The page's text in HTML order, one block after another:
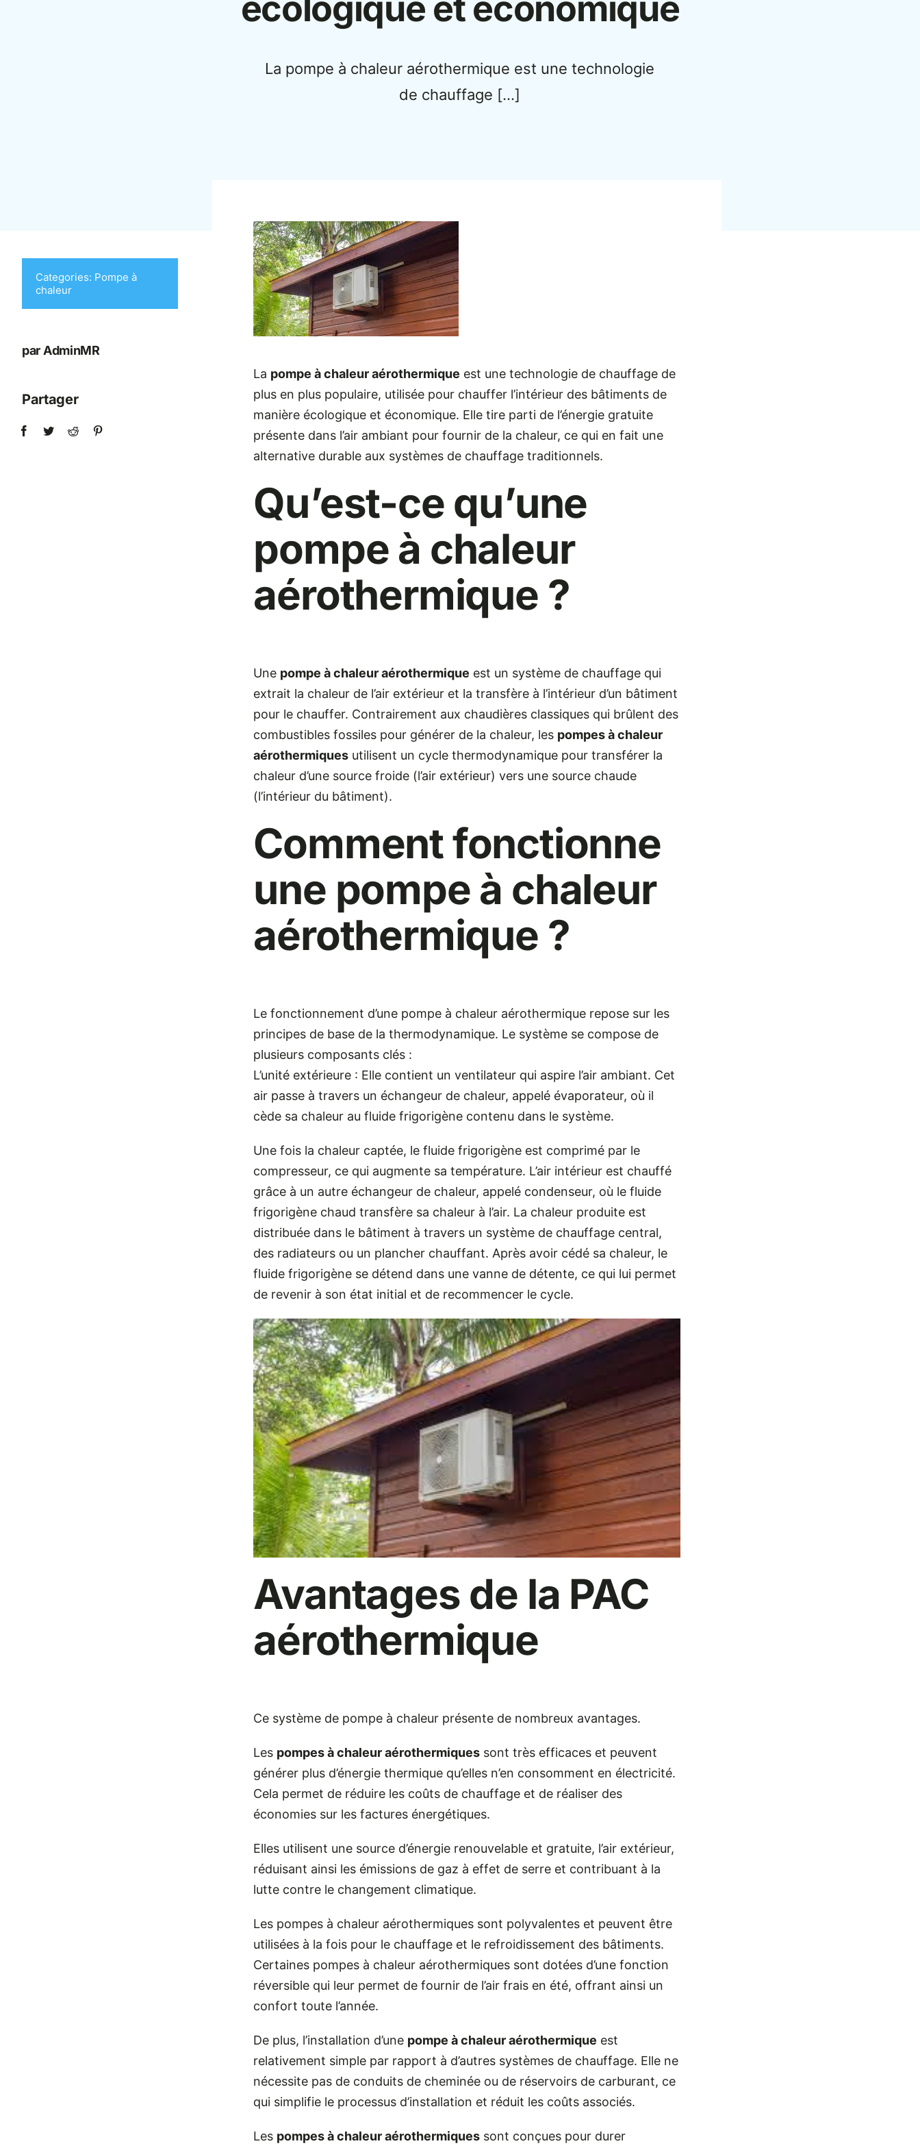
La pompe à chaleur aérothermique est une technologie
de chauffage […]
Categories: Pompe à
chaleur
par AdminMR
Partager
La pompe à chaleur aérothermique est une technologie de chauffage de
plus en plus populaire, utilisée pour chauffer l’intérieur des bâtiments de
manière écologique et économique. Elle tire parti de l’énergie gratuite
présente dans l’air ambiant pour fournir de la chaleur, ce qui en fait une
alternative durable aux systèmes de chauffage traditionnels.
Qu’est-ce qu’une
pompe à chaleur
aérothermique ?
Une pompe à chaleur aérothermique est un système de chauffage qui
extrait la chaleur de l’air extérieur et la transfère à l’intérieur d’un bâtiment
pour le chauffer. Contrairement aux chaudières classiques qui brûlent des
combustibles fossiles pour générer de la chaleur, les pompes à chaleur
aérothermiques utilisent un cycle thermodynamique pour transférer la
chaleur d’une source froide (l’air extérieur) vers une source chaude
(l’intérieur du bâtiment).
Comment fonctionne
une pompe à chaleur
aérothermique ?
Le fonctionnement d’une pompe à chaleur aérothermique repose sur les
principes de base de la thermodynamique. Le système se compose de
plusieurs composants clés :
L’unité extérieure : Elle contient un ventilateur qui aspire l’air ambiant. Cet
air passe à travers un échangeur de chaleur, appelé évaporateur, où il
cède sa chaleur au fluide frigorigène contenu dans le système.
Une fois la chaleur captée, le fluide frigorigène est comprimé par le
compresseur, ce qui augmente sa température. L’air intérieur est chauffé
grâce à un autre échangeur de chaleur, appelé condenseur, où le fluide
frigorigène chaud transfère sa chaleur à l’air. La chaleur produite est
distribuée dans le bâtiment à travers un système de chauffage central,
des radiateurs ou un plancher chauffant. Après avoir cédé sa chaleur, le
fluide frigorigène se détend dans une vanne de détente, ce qui lui permet
de revenir à son état initial et de recommencer le cycle.
Avantages de la PAC
aérothermique
Ce système de pompe à chaleur présente de nombreux avantages.
Les pompes à chaleur aérothermiques sont très efficaces et peuvent
générer plus d’énergie thermique qu’elles n’en consomment en électricité.
Cela permet de réduire les coûts de chauffage et de réaliser des
économies sur les factures énergétiques.
Elles utilisent une source d’énergie renouvelable et gratuite, l’air extérieur,
réduisant ainsi les émissions de gaz à effet de serre et contribuant à la
lutte contre le changement climatique.
Les pompes à chaleur aérothermiques sont polyvalentes et peuvent être
utilisées à la fois pour le chauffage et le refroidissement des bâtiments.
Certaines pompes à chaleur aérothermiques sont dotées d’une fonction
réversible qui leur permet de fournir de l’air frais en été, offrant ainsi un
confort toute l’année.
De plus, l’installation d’une pompe à chaleur aérothermique est
relativement simple par rapport à d’autres systèmes de chauffage. Elle ne
nécessite pas de conduits de cheminée ou de réservoirs de carburant, ce
qui simplifie le processus d’installation et réduit les coûts associés.
Les pompes à chaleur aérothermiques sont conçues pour durer